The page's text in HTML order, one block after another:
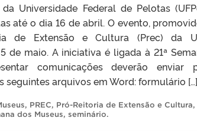
Universidade Federal de Pelotas
até o dia 16 de abril. O evento,
de Extensão e Cultura (Prec) da
de maio. A iniciativa é ligada à 21ª
comunicações deverão
arquivos em Word: formulário […]
, PREC, Pró-Reitoria de Extensão e Cultura,
dos Museus, seminário.